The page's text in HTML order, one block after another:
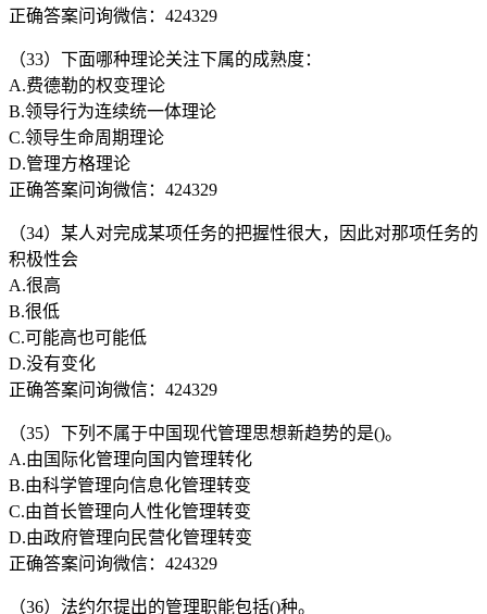
正确答案问询微信：424329
（33）下面哪种理论关注下属的成熟度：
A.费德勒的权变理论
B.领导行为连续统一体理论
C.领导生命周期理论
D.管理方格理论
正确答案问询微信：424329
（34）某人对完成某项任务的把握性很大，因此对那项任务的
积极性会
A.很高
B.很低
C.可能高也可能低
D.没有变化
正确答案问询微信：424329
（35）下列不属于中国现代管理思想新趋势的是()。
A.由国际化管理向国内管理转化
B.由科学管理向信息化管理转变
C.由首长管理向人性化管理转变
D.由政府管理向民营化管理转变
正确答案问询微信：424329
（36）法约尔提出的管理职能包括()种。